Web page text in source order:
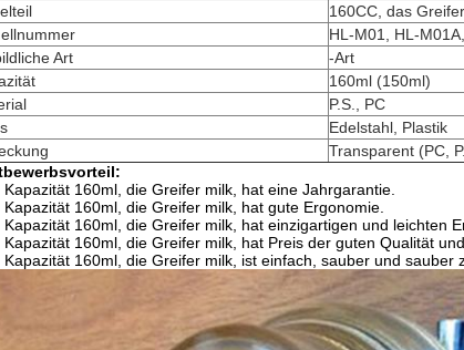
160CC, das
HL-M01, HL-
Art
-Art
160ml (150ml)
P.S., PC
Edelstahl, Plastik
Transparent (PC,
Kapazität 160ml, die Greifer milk, hat eine Jahrgarantie.
Kapazität 160ml, die Greifer milk, hat gute Ergonomie.
Kapazität 160ml, die Greifer milk, hat einzigartigen und leichten
Kapazität 160ml, die Greifer milk, hat Preis der guten Qualität
Kapazität 160ml, die Greifer milk, ist einfach, sauber und sauber